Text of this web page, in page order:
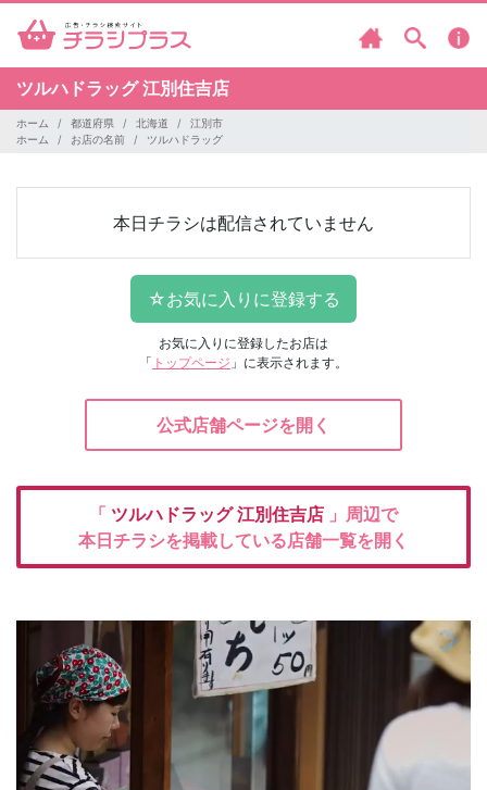
ツルハドラッグ江別住吉店
ホーム 都道府県 北海道
江別市
ホーム
お店の名前 ツルハドラッグ
本日チラシは配信されていません
お気に入りに登録したお店は
「 トップページ 」に表示されます。
公式店舗ページを開く
「 ツルハドラッグ江別住吉店 」周辺で
本日チラシを掲載している店舗一覧を開く